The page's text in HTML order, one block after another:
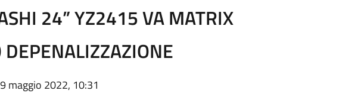
24” YZ2415 VA MATRIX
maggio 2022, 10:31